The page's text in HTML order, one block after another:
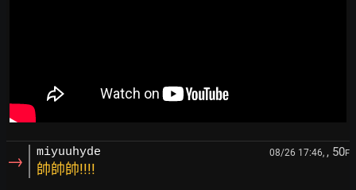
→ miyuuhyde 08/26 17:46, , 50F
帥帥帥!!!!